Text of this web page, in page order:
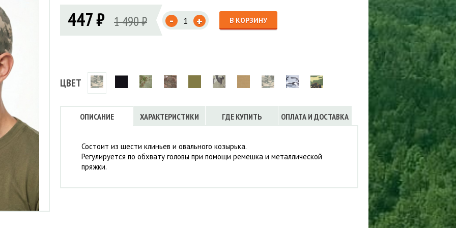
ОДЕЖДА
мембранные
мембранные
Флисовые брюки
Флисовые кофты
ЖИЛЕТЫ
ТРУСЫ
ЮБКИ, ПЛАТЬЯ
МЕБЕЛЬ
ИНСТРУМЕНТЫ
КОБУРЫ, ЧЕХЛЫ, РЕМНИ
КобурыОбложки, сумки
447 ₽ 1 490 ₽ - + В КОРЗИНУ
ЦВЕТ
ОПИСАНИЕ ХАРАКТЕРИСТИКИ ГДЕ КУПИТЬ ОПЛАТА И ДОСТАВКА
Состоит из шести клиньев и овального козырька.
Регулируется по обхвату головы при помощи ремешка и металлической
пряжки.